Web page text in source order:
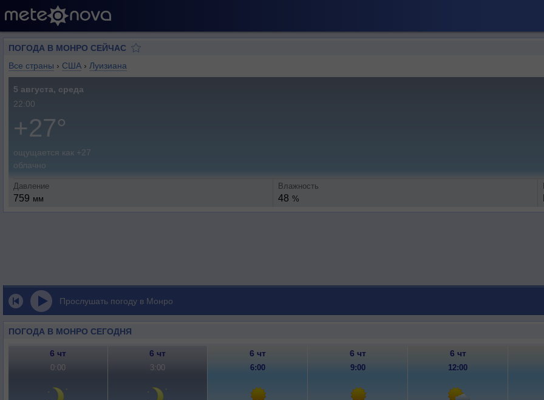
ПОГОДА В МОНРО СЕЙЧАС
Все страны › США › Луизиана
5 августа, среда
22:00
+27°
ощущается как +27
облачно
Давление
759 мм
Влажность
48 %
Прослушать погоду в Монро
ПОГОДА В МОНРО СЕГОДНЯ
6 чт 6 чт 6 чт 6 чт 6 чт
0:00 3:00 6:00 9:00 12:00